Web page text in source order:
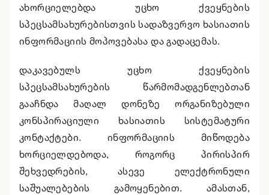
ახორციელებდა უცხო ქვეყნების
სპეცსამსახურებისთვის სადაზვერვო ხასიათის
ინფორმაციის მოპოვებასა და გადაცემას.
დაკავებულს უცხო ქვეყნების
სპეცსამსახურების წარმომადგენლებთან
გააჩნდა მაღალ დონეზე ორგანიზებული
კონსპირაციული ხასიათის სისტემატური
კონტაქტები. ინფორმაციის მიწოდება
ხორციელდებოდა, როგორც პირისპირ
შეხვედრების, ასევე ელექტრონული
საშუალებების გამოყენებით. ამასთან,